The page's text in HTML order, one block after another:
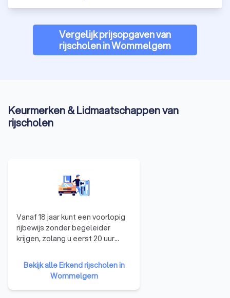
Vergelijk prijsopgaven van
rijscholen in Wommelgem
Keurmerken & Lidmaatschappen van
rijscholen
Vanaf 18 jaar kunt een voorlopig
rijbewijs zonder begeleider
krijgen, zolang u eerst 20 uur
erkende rijschool. Als die
oordeelt dat u in staat bent om
alleen verder te oefenen, krijgt u
een bekwaamheidsattest. Met
Bekijk alle Erkend rijscholen in
Wommelgem